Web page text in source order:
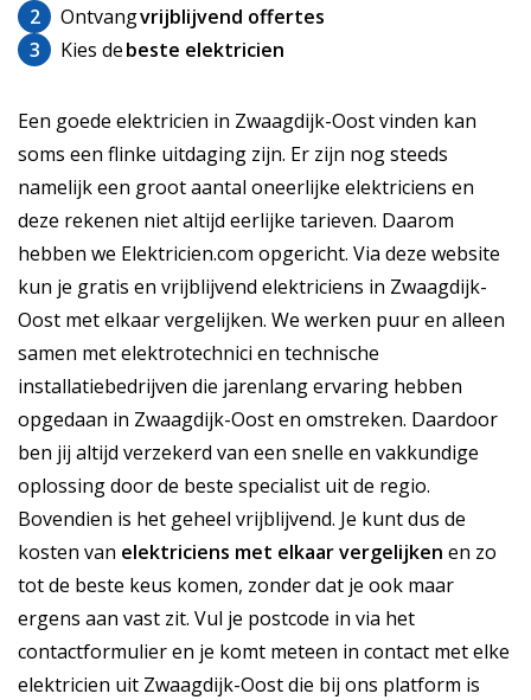
2
Ontvangvrijblijvend offertes
3
Kies debeste elektricien
Een goede elektricien in Zwaagdijk-Oost vinden kan
soms een flinke uitdaging zijn. Er zijn nog steeds
namelijk een groot aantal oneerlijke elektriciens en
deze rekenen niet altijd eerlijke tarieven. Daarom
hebben we Elektricien.com opgericht. Via deze website
kun je gratis en vrijblijvend elektriciens in Zwaagdijk-
Oost met elkaar vergelijken. We werken puur en alleen
samen met elektrotechnici en technische
installatiebedrijven die jarenlang ervaring hebben
opgedaan in Zwaagdijk-Oost en omstreken. Daardoor
ben jij altijd verzekerd van een snelle en vakkundige
oplossing door de beste specialist uit de regio.
Bovendien is het geheel vrijblijvend. Je kunt dus de
kosten van elektriciens met elkaar vergelijken en zo
tot de beste keus komen, zonder dat je ook maar
ergens aan vast zit. Vul je postcode in via het
contactformulier en je komt meteen in contact met elke
elektricien uit Zwaagdijk-Oost die bij ons platform is